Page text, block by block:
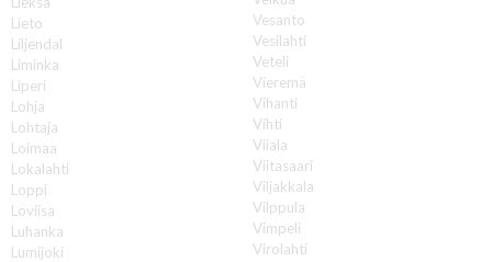
Lieto
Liljendal
Liminka
Liperi
Lohja
Lohtaja
Loimaa
Lokalahti
Loppi
Loviisa
Luhanka
Lumijoki
Vesanto
Vesilahti
Veteli
Vieremä
Vihanti
Vihti
Viiala
Viitasaari
Viljakkala
Vilppula
Vimpeli
Virolahti